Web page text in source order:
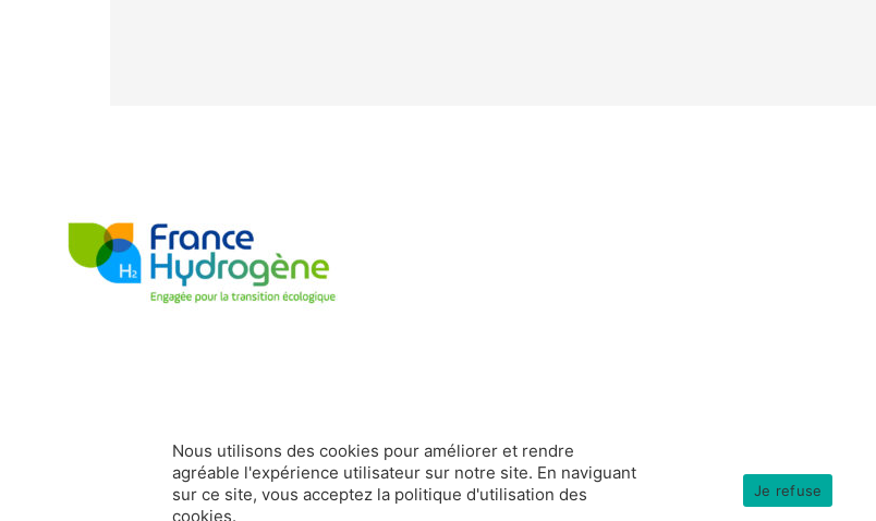
france-hydrogene.org Données personnelles Mentions légales
Nous utilisons des cookies pour améliorer et rendre
agréable l'expérience utilisateur sur notre site. En naviguant
sur ce site, vous acceptez la politique d'utilisation des
cookies.
Je refuse